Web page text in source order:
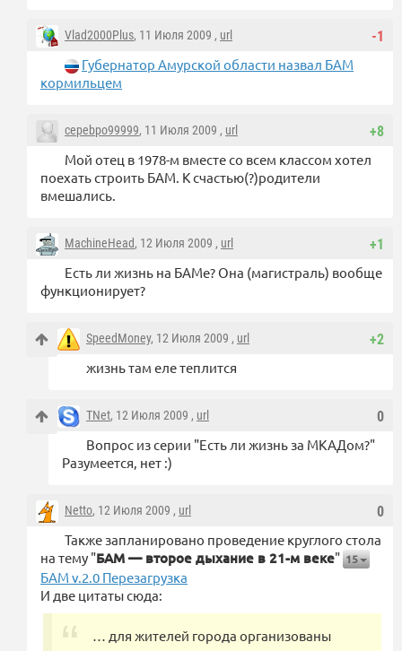
-1
Vlad2000Plus, 11 Июля 2009 , url
Губернатор Амурской области назвал БАМ
кормильцем
+8
cepebpo99999, 11 Июля 2009 , url
Мой отец в 1978-м вместе со всем классом хотел
поехать строить БАМ. К счастью(?)родители
вмешались.
+1
MachineHead, 12 Июля 2009 , url
Есть ли жизнь на БАМе? Она (магистраль) вообще
функционирует?
+2
SpeedMoney, 12 Июля 2009 , url
жизнь там еле теплится
0
TNet, 12 Июля 2009 , url
Вопрос из серии "Есть ли жизнь за МКАДом?"
Разумеется, нет :)
0
Netto, 12 Июля 2009 , url
Также запланировано проведение круглого стола
на тему "БАМ — второе дыхание в 21-м веке" 15
БАМ v.2.0 Перезагрузка
И две цитаты сюда:
… для жителей города организованы